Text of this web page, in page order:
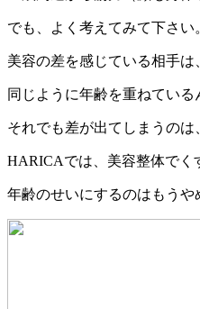
でも、よく考えてみて下さい
美容の差を感じている相手は
同じように年齢を重ねている
それでも差が出てしまうのは
HARICAでは、美容整体でく
年齢のせいにするのはもうや